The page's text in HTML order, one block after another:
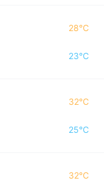
28℃
23℃
32℃
25℃
32℃